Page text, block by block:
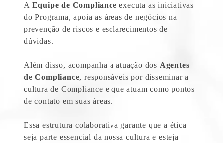
A Equipe de Compliance executa as iniciativas
do Programa, apoia as áreas de negócios na
prevenção de riscos e esclarecimentos de
dúvidas.
Além disso, acompanha a atuação dos Agentes
de Compliance, responsáveis por disseminar a
cultura de Compliance e que atuam como pontos
de contato em suas áreas.
Essa estrutura colaborativa garante que a ética
seja parte essencial da nossa cultura e esteja